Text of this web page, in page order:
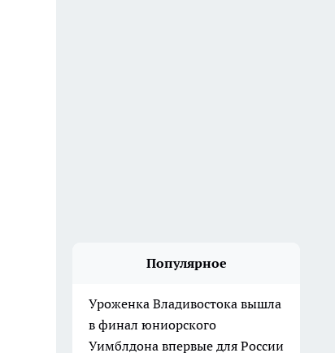
Популярное
Уроженка Владивостока вышла
в финал юниорского
Уимблдона впервые для России